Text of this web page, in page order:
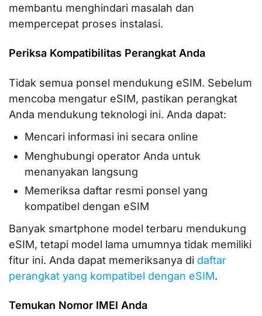
membantu menghindari masalah dan
mempercepat proses instalasi.
Periksa Kompatibilitas Perangkat Anda
Tidak semua ponsel mendukung eSIM. Sebelum
mencoba mengatur eSIM, pastikan perangkat
Anda mendukung teknologi ini. Anda dapat:
Mencari informasi ini secara online
Menghubungi operator Anda untuk
menanyakan langsung
Memeriksa daftar resmi ponsel yang
kompatibel dengan eSIM
Banyak smartphone model terbaru mendukung
eSIM, tetapi model lama umumnya tidak memiliki
fitur ini. Anda dapat memeriksanya di daftar
perangkat yang kompatibel dengan eSIM.
Temukan Nomor IMEI Anda